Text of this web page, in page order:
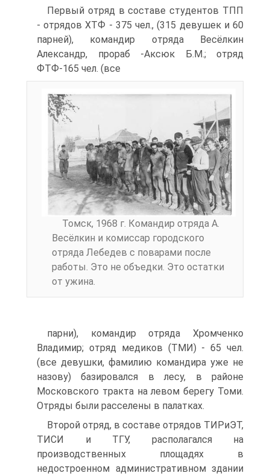
Первый отряд в составе студентов ТПП
- отрядов ХТФ - 375 чел., (315 девушек и 60
парней), командир отряда Весёлкин
Александр, прораб -Аксюк Б.М.; отряд
ФТФ-165 чел. (все
Томск, 1968 г. Командир отряда А.
Весёлкин и комиссар городского
отряда Лебедев с поварами после
работы. Это не объедки. Это остатки
от ужина.
парни), командир отряда Хромченко
Владимир; отряд медиков (ТМИ) - 65 чел.
(все девушки, фамилию командира уже не
назову) базировался в лесу, в районе
Московского тракта на левом берегу Томи.
Отряды были расселены в палатках.
Второй отряд, в составе отрядов ТИРиЭТ,
ТИСИ и ТГУ, располагался на
производственных площадях в
недостроенном административном здании